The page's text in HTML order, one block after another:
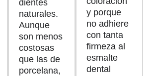
dientes
naturales.
Aunque
son menos
costosas
que las de
porcelana,
y porque
no adhiere
con tanta
firmeza al
esmalte
dental